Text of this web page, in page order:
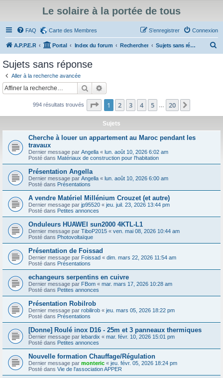
Le solaire à la portée de tous
FAQ Carte des Membres Connexion
S’enregistrer
A.P.P.E.R Portal Index du forum Rechercher Sujets sans réponse
c
Sujets sans réponse
Aller à la recherche avancée
Rechercher
994 résultats trouvés Page 1sur20
1 2 3 4 5 20
Sujets
Cherche à louer un appartement au Maroc pendant les
travaux
Dernier message par Angella « lun. août 10, 2026 6:02 am
Posté dans Matériaux de construction pour l'habitation
Présentation Angella
Dernier message par Angella « lun. août 10, 2026 6:00 am
Posté dans Présentations
A vendre Matériel Millénium Crouzet (et autre)
Dernier message par jp95520 « jeu. juil. 23, 2026 13:44 pm
Posté dans Petites annonces
Onduleurs HUAWEI sun2000 4KTL-L1
Dernier message par TiboP2015 « ven. mai 08, 2026 10:44 am
Posté dans Photovoltaïque
Présentation de Foissad
Dernier message par Foissad « dim. mars 22, 2026 11:54 am
Posté dans Présentations
echangeurs serpentins en cuivre
Dernier message par FBom « mar. mars 17, 2026 10:28 am
Posté dans Petites annonces
Présentation Robilrob
Dernier message par robilirob « jeu. mars 05, 2026 18:22 pm
Posté dans Présentations
[Donne] Roulé inox D16 - 25m et 3 panneaux thermiques
Dernier message par lebardix « mar. févr. 10, 2026 15:01 pm
Posté dans Petites annonces
Nouvelle formation Chauffage/Régulation
Dernier message par monteric « jeu. févr. 05, 2026 18:24 pm
Posté dans Vie de l'association APPER